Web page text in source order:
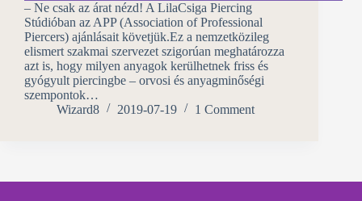
– Ne csak az árat nézd! A LilaCsiga Piercing
Stúdióban az APP (Association of Professional
Piercers) ajánlásait követjük.Ez a nemzetközileg
elismert szakmai szervezet szigorúan meghatározza
azt is, hogy milyen anyagok kerülhetnek friss és
gyógyult piercingbe – orvosi és anyagminőségi
szempontok…
Wizard8
2019-07-19 1 Comment